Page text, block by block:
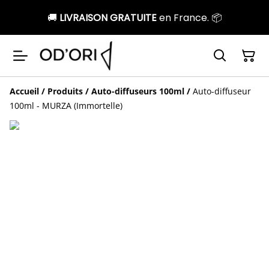
🚚 LIVRAISON GRATUITEen France. 📦
Accueil / Produits / Auto-diffuseurs 100ml / Auto-diffuseur
100ml - MURZA (Immortelle)